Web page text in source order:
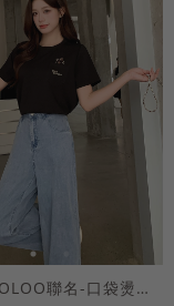
HOOLOOLOO聯名-口袋燙金KUKU熊短袖上衣